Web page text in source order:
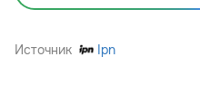
Источник Ipn